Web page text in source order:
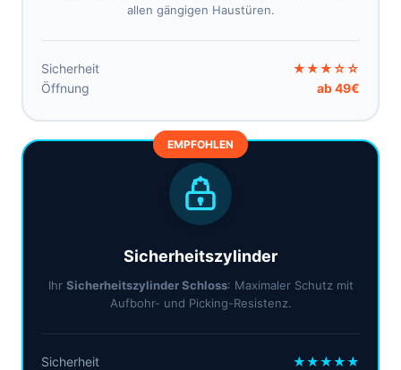
allen gängigen Haustüren.
Sicherheit
★★★☆☆
Öffnung
ab 49€
EMPFOHLEN
Sicherheitszylinder
Ihr Sicherheitszylinder Schloss: Maximaler Schutz mit
Aufbohr- und Picking-Resistenz.
Sicherheit
★★★★★